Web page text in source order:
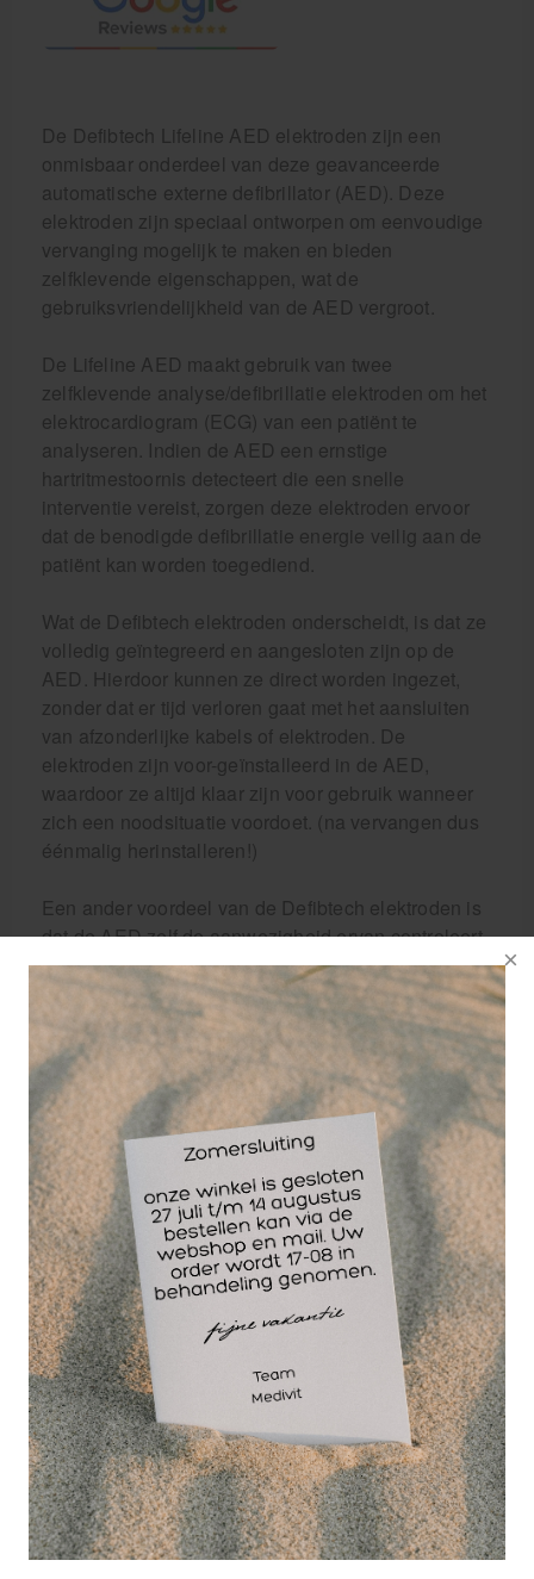
De Defibtech Lifeline AED elektroden zijn een
onmisbaar onderdeel van deze geavanceerde
automatische externe defibrillator (AED). Deze
elektroden zijn speciaal ontworpen om eenvoudige
vervanging mogelijk te maken en bieden
zelfklevende eigenschappen, wat de
gebruiksvriendelijkheid van de AED vergroot.
De Lifeline AED maakt gebruik van twee
zelfklevende analyse/defibrillatie elektroden om het
elektrocardiogram (ECG) van een patiënt te
analyseren. Indien de AED een ernstige
hartritmestoornis detecteert die een snelle
interventie vereist, zorgen deze elektroden ervoor
dat de benodigde defibrillatie energie veilig aan de
patiënt kan worden toegediend.
Wat de Defibtech elektroden onderscheidt, is dat ze
volledig geïntegreerd en aangesloten zijn op de
AED. Hierdoor kunnen ze direct worden ingezet,
zonder dat er tijd verloren gaat met het aansluiten
van afzonderlijke kabels of elektroden. De
elektroden zijn voor-geïnstalleerd in de AED,
waardoor ze altijd klaar zijn voor gebruik wanneer
zich een noodsituatie voordoet. (na vervangen dus
éénmalig herinstalleren!)
Een ander voordeel van de Defibtech elektroden is
dat de AED zelf de aanwezigheid ervan controleert.
Dit biedt extra gemoedsrust voor gebruikers, omdat
ze er zeker van kunnen zijn dat de elektroden
correct zijn geïnstalleerd en functioneren zoals
verwacht. Hierdoor kan de AED sneller en
nauwkeuriger reageren wanneer elke seconde telt.
De Defibtech elektroden worden apart verpakt
aangeboden en zijn ontworpen voor eenmalig
gebruik. Dit zorgt voor een optimale hygiëne en
voorkomt kruisbesmetting tussen verschillende
patiënten. Bovendien hebben de elektroden een
levensduur van 2 jaar, wat betekent dat ze lang
meegaan en een betrouwbare keuze zijn voor elke
medische omgeving.
Om ervoor te zorgen dat uw Defibtech Lifeline AED
altijd klaar is voor gebruik, is het essentieel om
regelmatig de elektroden te controleren en indien
nodig te vervangen. Het gebruik van originele
Defibtech elektroden garandeert dat uw AED
optimaal presteert en levens kan redden wanneer
elke seconde telt.